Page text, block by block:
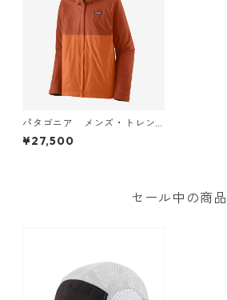
パタゴニア メンズ・トレン
トシェル 3L・レイン・ジャケ
ット (カラー Redtail Rust)
¥27,500
セール中の商品